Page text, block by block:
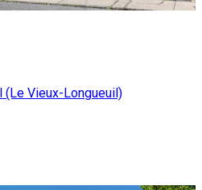
(Le Vieux-Longueuil)